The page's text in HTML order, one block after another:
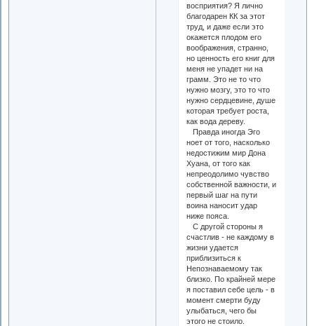
восприятия? Я лично
благодарен КК за этот
труд, и даже если это
окажется плодом его
воображения, странно,
но ценность его книг для
меня не упадет ни на
грамм. Это не то что
нужно мозгу, это то что
нужно сердцевине, душе
которая требует роста,
как вода дереву.
Правда иногда Эго
ноет от того, насколько
недостижим мир Дона
Хуана, от того как
непреодолимо чувство
собственной важности, и
первый шаг на пути
воина наносит удар
ниже пояса.
С другой стороны я
счастлив - не каждому в
жизни удается
приблизиться к
Непознаваемому так
близко. По крайней мере
я поставил себе цель - в
момент смерти буду
улыбаться, чего бы
этого не стоило.